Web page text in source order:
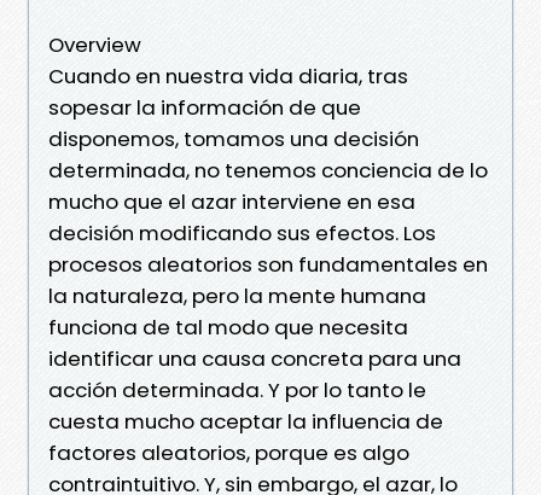
Overview
Cuando en nuestra vida diaria, tras
sopesar la información de que
disponemos, tomamos una decisión
determinada, no tenemos conciencia de lo
mucho que el azar interviene en esa
decisión modificando sus efectos. Los
procesos aleatorios son fundamentales en
la naturaleza, pero la mente humana
funciona de tal modo que necesita
identificar una causa concreta para una
acción determinada. Y por lo tanto le
cuesta mucho aceptar la influencia de
factores aleatorios, porque es algo
contraintuitivo. Y, sin embargo, el azar, lo